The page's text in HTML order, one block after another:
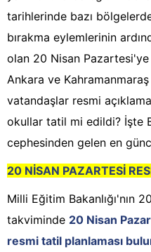
tarihlerinde bazı
bırakma eylemlerinin
olan 20 Nisan
Ankara ve
vatandaşlar resmi
okullar tatil mi edildi? İşte
cephesinden gelen en
20 NİSAN PAZARTESİ
Milli Eğitim Bakanlığı'nın
takviminde 20 Nisan
resmi tatil planlaması